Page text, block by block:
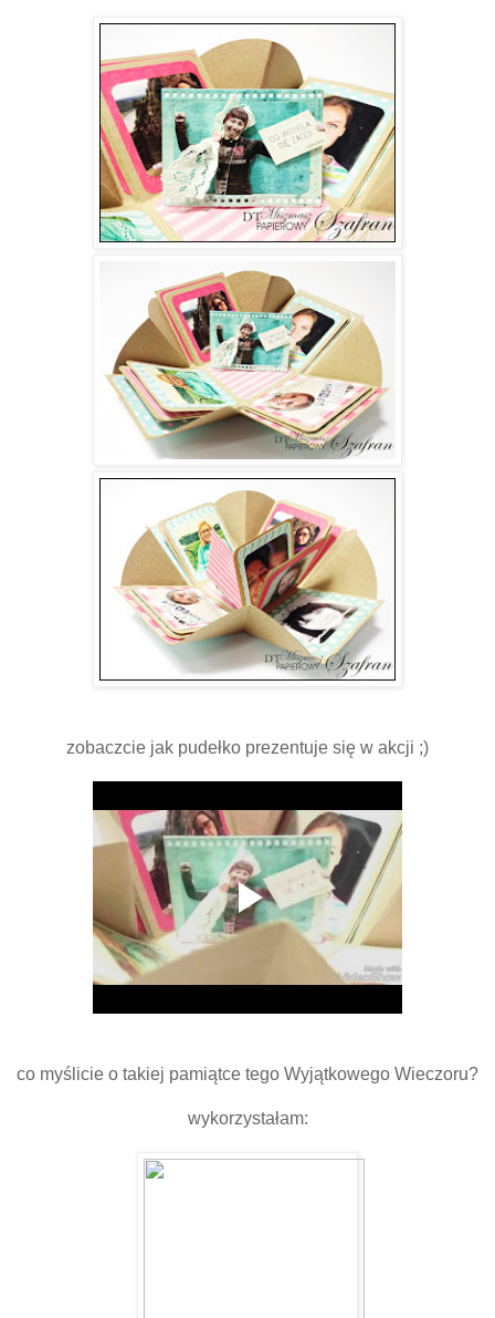
zobaczcie jak pudełko prezentuje się w akcji ;)
co myślicie o takiej pamiątce tego Wyjątkowego Wieczoru?
wykorzystałam: